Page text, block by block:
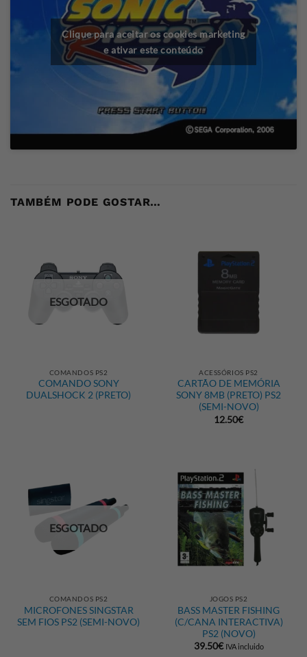
Clique para aceitar os cookies marketing
e ativar este conteúdo
TAMBÉM PODE GOSTAR…
ESGOTADO
COMANDOS PS2
COMANDO SONY
DUALSHOCK 2 (PRETO)
ACESSÓRIOS PS2
CARTÃO DE MEMÓRIA
SONY 8MB (PRETO) PS2
(SEMI-NOVO)
12.50€
ESGOTADO
COMANDOS PS2
MICROFONES SINGSTAR
SEM FIOS PS2 (SEMI-NOVO)
JOGOS PS2
BASS MASTER FISHING
(C/CANA INTERACTIVA)
PS2 (NOVO)
39.50€ IVA incluido